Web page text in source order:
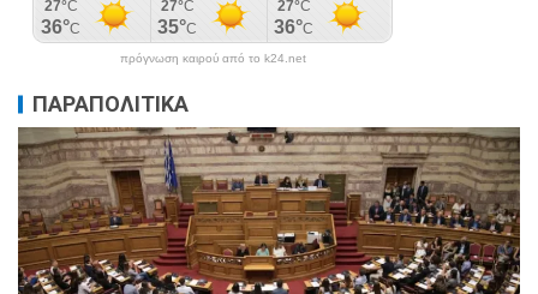
πρόγνωση καιρού από το k24.net
ΠΑΡΑΠΟΛΙΤΙΚΑ